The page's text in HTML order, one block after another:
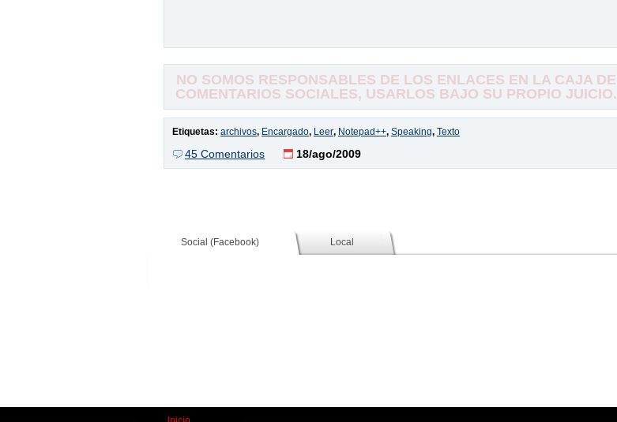
NO SOMOS RESPONSABLES DE LOS ENLACES EN LA CAJA DE
COMENTARIOS SOCIALES, USARLOS BAJO SU PROPIO JUICIO.
Etiquetas: archivos, Encargado, Leer, Notepad++, Speaking, Texto
45 Comentarios 18/ago/2009
Social (Facebook) Local